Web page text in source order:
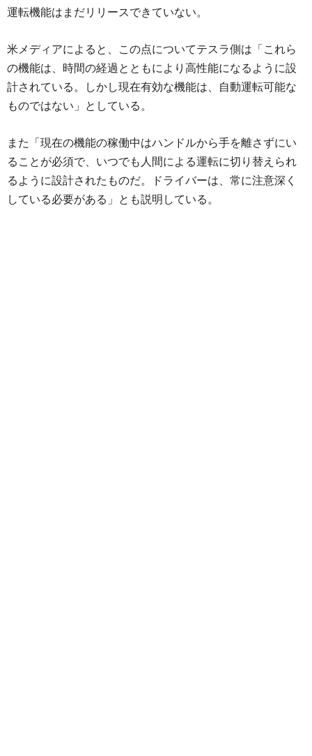
運転機能はまだリリースできていない。
米メディアによると、この点についてテスラ側は「これら
の機能は、時間の経過とともにより高性能になるように設
計されている。しかし現在有効な機能は、自動運転可能な
ものではない」としている。
また「現在の機能の稼働中はハンドルから手を離さずにい
ることが必須で、いつでも人間による運転に切り替えられ
るように設計されたものだ。ドライバーは、常に注意深く
している必要がある」とも説明している。